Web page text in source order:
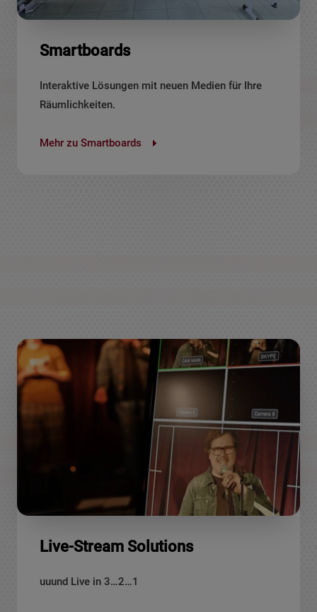
Smartboards
Interaktive Lösungen mit neuen Medien für Ihre
Räumlichkeiten.
Mehr zu Smartboards
Live-Stream Solutions
uuund Live in 3…2…1